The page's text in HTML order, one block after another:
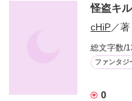
愛された女性ハル・ヴェ
怪盗キ
cHiP／著
総文字数/
ファンタジ
0